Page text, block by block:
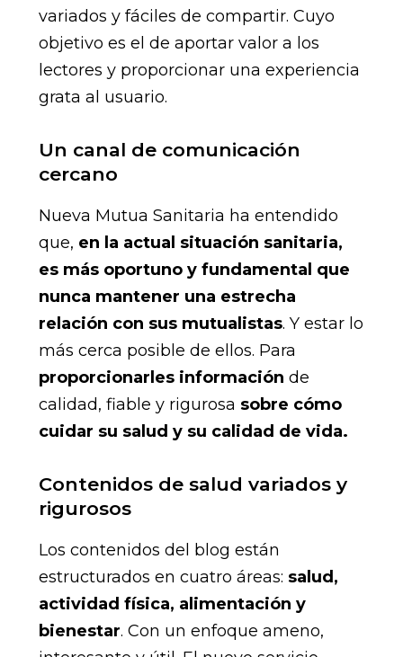
variados y fáciles de compartir. Cuyo
objetivo es el de aportar valor a los
lectores y proporcionar una experiencia
grata al usuario.
Un canal de comunicación
cercano
Nueva Mutua Sanitaria ha entendido
que, en la actual situación sanitaria,
es más oportuno y fundamental que
nunca mantener una estrecha
relación con sus mutualistas. Y estar lo
más cerca posible de ellos. Para
proporcionarles información de
calidad, fiable y rigurosa sobre cómo
cuidar su salud y su calidad de vida.
Contenidos de salud variados y
rigurosos
Los contenidos del blog están
estructurados en cuatro áreas: salud,
actividad física, alimentación y
bienestar. Con un enfoque ameno,